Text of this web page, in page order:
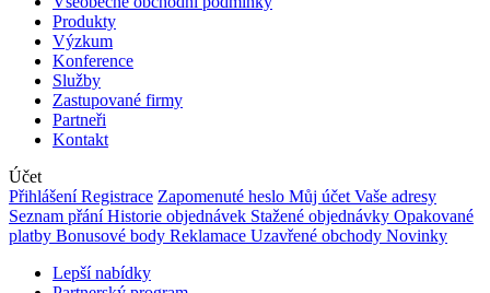
Produkty
Výzkum
Konference
Služby
Zastupované firmy
Partneři
Kontakt
Účet
PřihlášeníRegistrace Zapomenuté heslo Můj účet Vaše adresy
Seznam přáníHistorie objednávek Stažené objednávky Opakované
platby Bonusové body Reklamace Uzavřené obchody Novinky
Lepší nabídky